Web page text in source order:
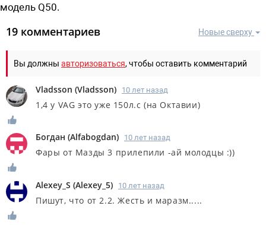
модель Q50.
Новые сверху
19 комментариев
Вы должны авторизоваться, чтобы оставить комментарий
Vladsson (Vladsson) 10 лет назад
1,4 у VAG это уже 150л.с (на Октавии)
Богдан (Alfabogdan) 10 лет назад
Фары от Мазды 3 прилепили -ай молодцы :))
Alexey_S (Alexey_5) 10 лет назад
Пишут, что от 2.2. Жесть и маразм.....